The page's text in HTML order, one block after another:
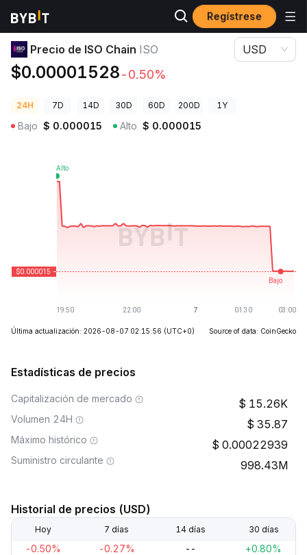
Regístrese
Precios de Criptomonedas Precio de ISO Chain ISO
Precio de ISO Chain ISO
$0.00001528-0.50%
USD
24H 7D 14D 30D 60D 200D 1Y
Bajo $ 0.000015 Alto $ 0.000015
Última actualización: 2026-08-07 02:15:56 (UTC+0) Source of data: CoinGecko
Estadísticas de precios
Capitalización de mercado 15.26K
Volumen 24H 35.87
Máximo histórico 0.00022939
Suministro circulante 998.43M
Historial de precios (USD)
Hoy 7 días 14 días 30 días
-0.50% -0.27% -- +0.80%